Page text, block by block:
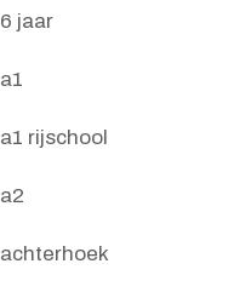
6 jaar
a1
a1 rijschool
a2
achterhoek